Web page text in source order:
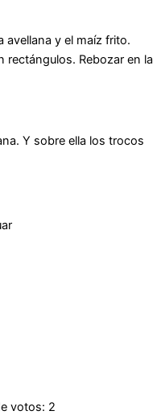
avellana y el maíz frito.
rectángulos. Rebozar en la
Y sobre ella los trocos
votos: 2